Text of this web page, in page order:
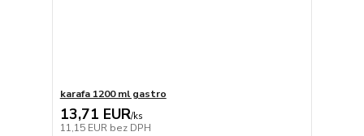
karafa 1200 ml gastro
13,71 EUR/ks
11,15 EUR bez DPH